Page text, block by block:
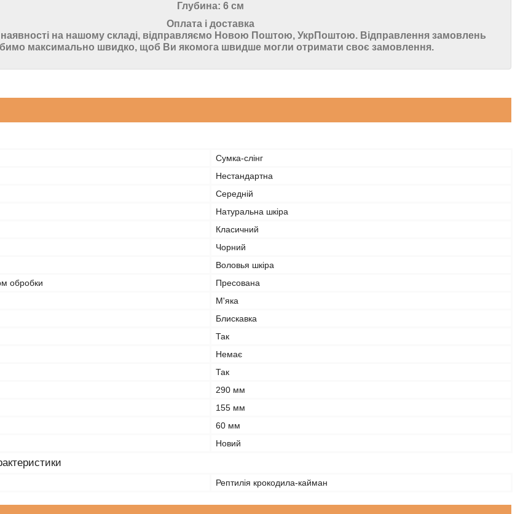
Глубина: 6 см
Оплата і доставка
наявності на нашому складі, відправляємо Новою Поштою, УкрПоштою. Відправлення замовлень
максимально швидко, щоб Ви якомога швидше могли отримати своє замовлення.
Сумка-слінг
Нестандартна
Середній
Натуральна шкіра
Класичний
Чорний
Воловья шкіра
обробки
Пресована
М'яка
Блискавка
Так
Немає
Так
290 мм
155 мм
60 мм
Новий
Рептилія крокодила-кайман